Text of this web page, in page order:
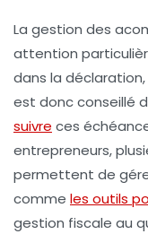
La gestion des
attention
dans la
est donc conseillé
suivre ces
entrepreneurs,
permettent de
comme les outils
gestion fiscale au